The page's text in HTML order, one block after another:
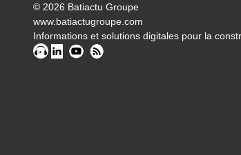
© 2026 Batiactu Groupe
www.batiactugroupe.com
Informations et solutions digitales pour la